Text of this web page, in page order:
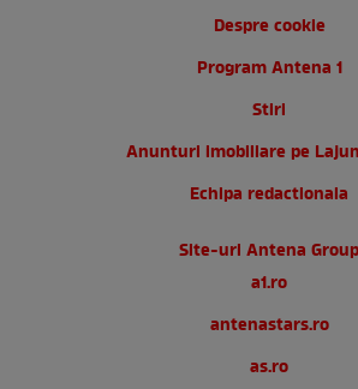
Despre cookie
Program Antena 1
Stiri
Anunturi imobiliare pe
Echipa redactionala
Site-uri Antena Group
a1.ro
antenastars.ro
as.ro